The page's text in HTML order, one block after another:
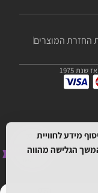
החזרת המוצרים
1975
מידע לחוויית
הגלישה מהווה